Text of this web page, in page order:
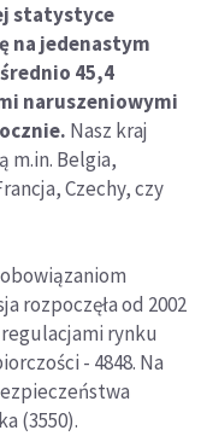
statystyce
na jedenastym
45,4
naruszeniowymi
Nasz kraj
m.in. Belgia,
Czechy, czy
rozpoczęła od 2002
rynku
- 4848. Na
(3550).